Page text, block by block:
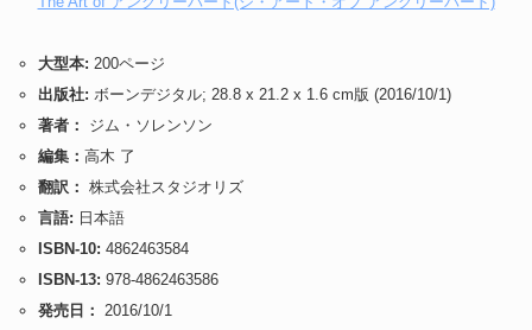
大型本: 200ページ
出版社: ボーンデジタル; 28.8 x 21.2 x 1.6 cm版 (2016/10/1)
著者：
ジム・ソレンソン
編集： 高木 了
翻訳： 株式会社スタジオリズ
言語: 日本語
ISBN-10: 4862463584
ISBN-13: 978-4862463586
発売日：
2016/10/1